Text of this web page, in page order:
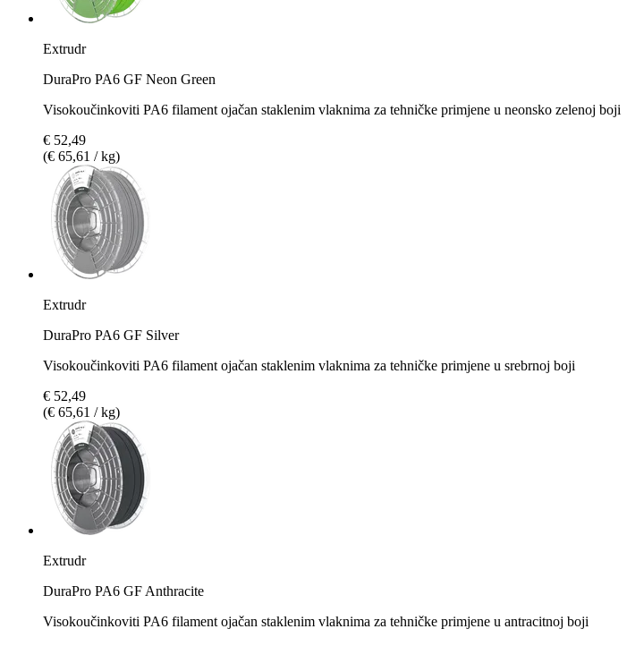
Extrudr
DuraPro PA6 GF Neon Green
Visokoučinkoviti PA6 filament ojačan staklenim vlaknima za tehničke primjene u neonsko zelenoj boji
€ 52,49
(€ 65,61 / kg)
Extrudr
DuraPro PA6 GF Silver
Visokoučinkoviti PA6 filament ojačan staklenim vlaknima za tehničke primjene u srebrnoj boji
€ 52,49
(€ 65,61 / kg)
Extrudr
DuraPro PA6 GF Anthracite
Visokoučinkoviti PA6 filament ojačan staklenim vlaknima za tehničke primjene u antracitnoj boji